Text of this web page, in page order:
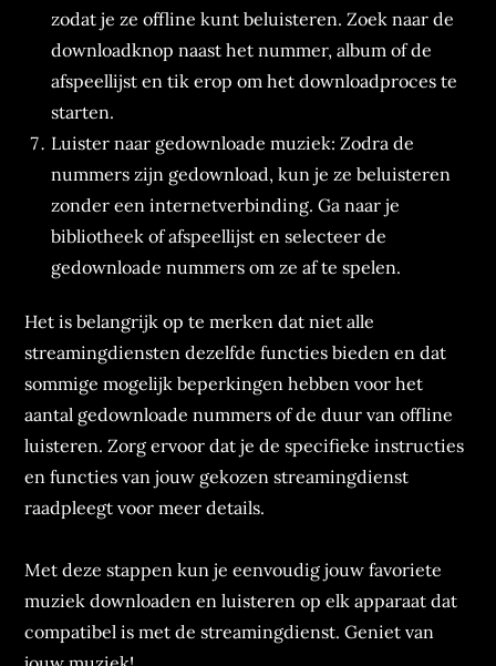
zodat je ze offline kunt beluisteren. Zoek naar de
downloadknop naast het nummer, album of de
afspeellijst en tik erop om het downloadproces te
starten.
Luister naar gedownloade muziek: Zodra de
nummers zijn gedownload, kun je ze beluisteren
zonder een internetverbinding. Ga naar je
bibliotheek of afspeellijst en selecteer de
gedownloade nummers om ze af te spelen.
Het is belangrijk op te merken dat niet alle
streamingdiensten dezelfde functies bieden en dat
sommige mogelijk beperkingen hebben voor het
aantal gedownloade nummers of de duur van offline
luisteren. Zorg ervoor dat je de specifieke instructies
en functies van jouw gekozen streamingdienst
raadpleegt voor meer details.
Met deze stappen kun je eenvoudig jouw favoriete
muziek downloaden en luisteren op elk apparaat dat
compatibel is met de streamingdienst. Geniet van